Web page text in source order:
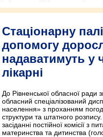
Стаціонарну
допомогу
надаватимуть у
лікарні
До Рівненської обласної ради
обласний спеціалізований
населення» з проханням
структури та штатного
засіданні постійної комісії з
материнства та дитинства